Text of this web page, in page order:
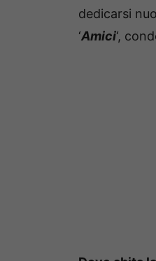
dedicarsi
‘Amici‘,